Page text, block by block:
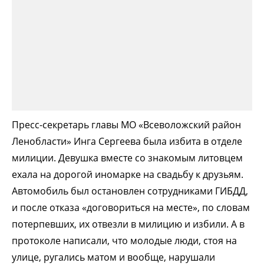
Пресс-секретарь главы МО «Всеволожский район
Ленобласти» Инга Сергеева была избита в отделе
милиции. Девушка вместе со знакомым литовцем
ехала на дорогой иномарке на свадьбу к друзьям.
Автомобиль был остановлен сотрудниками ГИБДД,
и после отказа «договориться на месте», по словам
потерпевших, их отвезли в милицию и избили. А в
протоколе написали, что молодые люди, стоя на
улице, ругались матом и вообще, нарушали